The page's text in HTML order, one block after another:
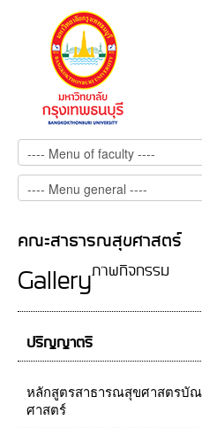
คณะสาธารณสุขศาสตร์
ภาพกิจกรรม
Gallery
ปริญญาตรี
หลักสูตรสาธารณสุขศาสตรบั
ศาสตร์